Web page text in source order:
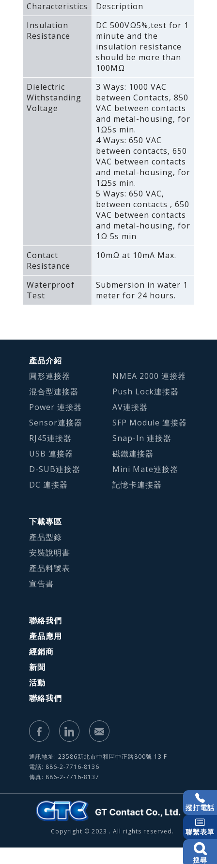
Characteristics
Description
Insulation
Resistance
DC 500VΩ5%‚test for 1
minute and the
insulation resistance
should be more than
100MΩ
Dielectric
Withstanding
Voltage
3 Ways: 1000 VAC
between Contacts‚ 850
VAC between contacts
and metal-housing‚ for
1Ω5s min.
4 Ways: 650 VAC
between contacts‚ 650
VAC between contacts
and metal-housing‚ for
1Ω5s min.
5 Ways: 650 VAC‚
between contacts ‚ 650
VAC between contacts
and metal-housing‚ for
1Ω 5s min
Contact
Resistance
10mΩ at 10mA Max.
Waterproof
Test
Submersion in water 1
meter for 24 hours.
產品介紹
圓形連接器
混合型連接器
Power 連接器
Sensor連接器
RJ45連接器
USB 連接器
D-SUB連接器
DC 連接器
NMEA 2000 連接器
Push Lock連接器
AV連接器
SFP Module 連接器
Snap-In 連接器
磁鐵連接器
Mini Mate連接器
記憶卡連接器
下載專區
產品型錄
安裝說明書
產品料號表
宣告書
聯絡我們
產品應用
經銷商
新聞
活動
聯絡我們
通訊地址: 23586新北市中和區中正路800號 13 F
電話: 886-2-7716-8136
傳真: 886-2-7716-8137
Copyright © 2023 . All rights reserved.
撥打電話
聯繫表單
搜尋